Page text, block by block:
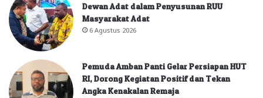
Dewan Adat dalam Penyusunan RUU
Masyarakat Adat
6 Agustus 2026
Pemuda Amban Panti Gelar Persiapan HUT
RI, Dorong Kegiatan Positif dan Tekan
Angka Kenakalan Remaja